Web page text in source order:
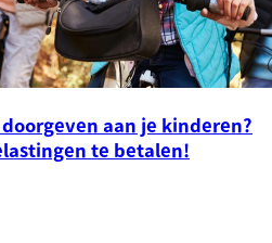
aan je kinderen?
te betalen!